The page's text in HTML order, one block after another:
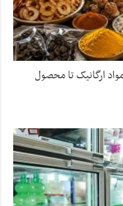
ارگانیک تا محصول